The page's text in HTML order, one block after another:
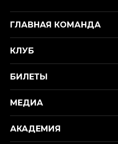
ГЛАВНАЯ КОМАНДА
КЛУБ
БИЛЕТЫ
МЕДИА
АКАДЕМИЯ